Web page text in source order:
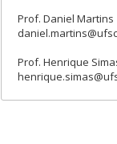
Prof. Daniel Martins
Prof. Henrique